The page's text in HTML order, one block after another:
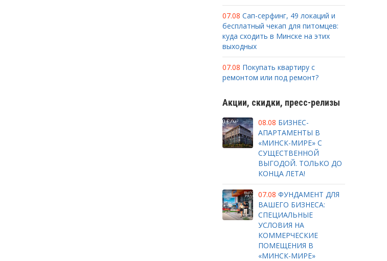
07.08 Сап-серфинг, 49 локаций и
бесплатный чекап для питомцев:
куда сходить в Минске на этих
выходных
07.08 Покупать квартиру с
ремонтом или под ремонт?
Акции, скидки, пресс-релизы
08.08 БИЗНЕС-
АПАРТАМЕНТЫ В
«МИНСК-МИРЕ» С
СУЩЕСТВЕННОЙ
ВЫГОДОЙ. ТОЛЬКО ДО
КОНЦА ЛЕТА!
07.08 ФУНДАМЕНТ ДЛЯ
ВАШЕГО БИЗНЕСА:
СПЕЦИАЛЬНЫЕ
УСЛОВИЯ НА
КОММЕРЧЕСКИЕ
ПОМЕЩЕНИЯ В
«МИНСК-МИРЕ»